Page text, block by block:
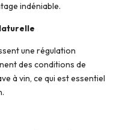
indéniable.
une régulation
des conditions de
à vin, ce qui est essentiel